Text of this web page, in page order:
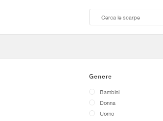
Genere
Bambini
Donna
Uomo